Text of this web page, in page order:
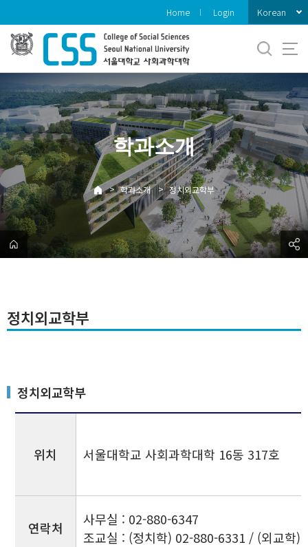
로
메
Home Login Korean
학과소개
> 학과소개 > 정치외교학부
정치외교학부
정치외교학부
위치 서울대학교 사회과학대학 16동 317호
연락처
사무실 : 02-880-6347
조교실 : (정치학) 02-880-6331 / (외교학)